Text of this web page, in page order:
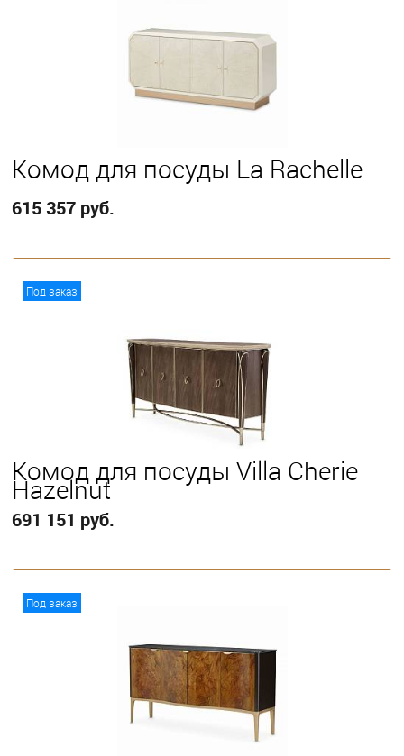
Комод для посуды La Rachelle
615 357 руб.
Под заказ
Комод для посуды Villa Cherie
Hazelnut
691 151 руб.
Под заказ